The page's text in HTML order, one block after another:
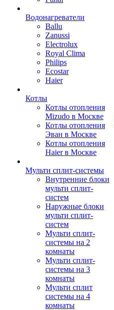
Водонагреватели
Ballu
Zanussi
Electrolux
Royal Clima
Philips
Ecostar
Haier
Котлы
Котлы отопления
Mizudo в Москве
Котлы отопления
Эван в Москве
Котлы отопления
Haier в Москве
Мульти сплит-системы
Внутренние блоки
мульти сплит-
систем
Наружные блоки
мульти сплит-
систем
Мульти сплит-
системы на 2
комнаты
Мульти сплит-
системы на 3
комнаты
Мульти сплит
системы на 4
комнаты